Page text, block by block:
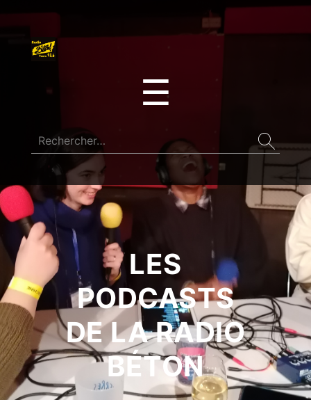
☰
LES
PODCASTS
DE LA RADIO
BÉTON